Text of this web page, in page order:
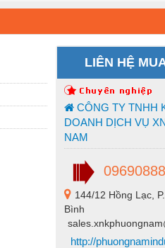
LIÊN HỆ
CÔNG TY TNHH
DOANH DỊCH VỤ
NAM
144/12 Hồng Lạc,
Bình
http://